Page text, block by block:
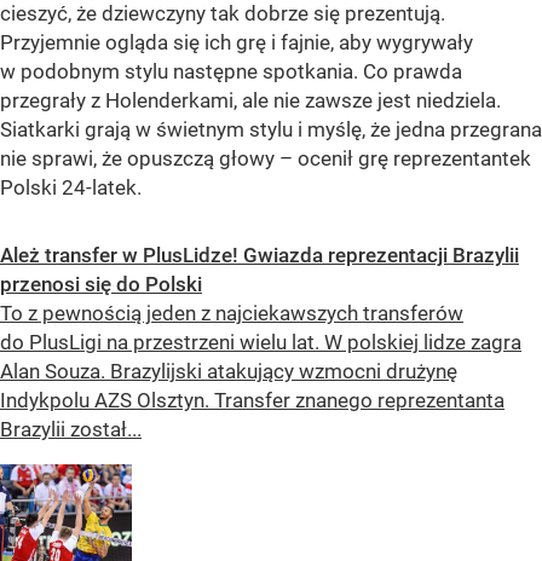
cieszyć, że dziewczyny tak dobrze się prezentują.
Przyjemnie ogląda się ich grę i fajnie, aby wygrywały
w podobnym stylu następne spotkania. Co prawda
przegrały z Holenderkami, ale nie zawsze jest niedziela.
Siatkarki grają w świetnym stylu i myślę, że jedna przegrana
nie sprawi, że opuszczą głowy – ocenił grę reprezentantek
Polski 24-latek.
Ależ transfer w PlusLidze! Gwiazda reprezentacji Brazylii
przenosi się do Polski
To z pewnością jeden z najciekawszych transferów
do PlusLigi na przestrzeni wielu lat. W polskiej lidze zagra
Alan Souza. Brazylijski atakujący wzmocni drużynę
Indykpolu AZS Olsztyn. Transfer znanego reprezentanta
Brazylii został...